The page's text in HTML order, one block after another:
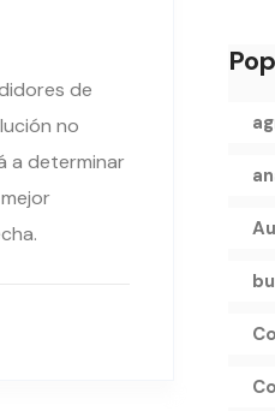
de
no
a determinar